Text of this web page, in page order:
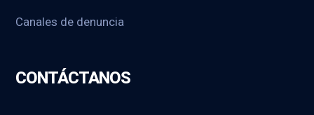
Canales de denuncia
CONTÁCTANOS